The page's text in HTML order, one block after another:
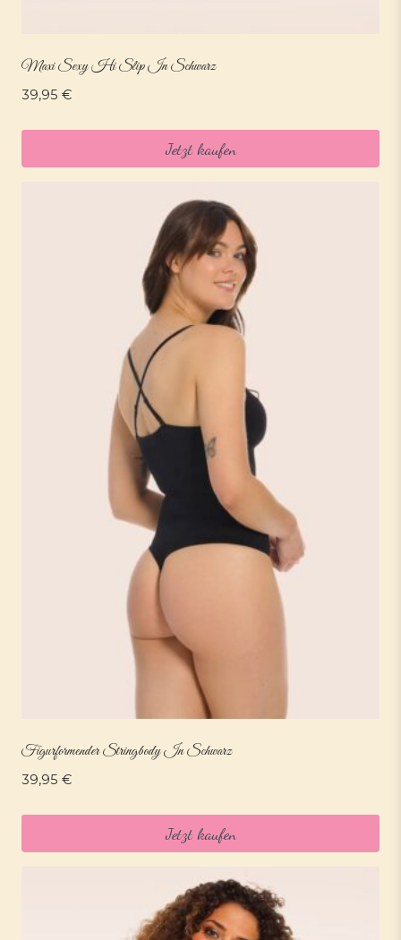
Maxi Sexy Hi Slip In Schwarz
39,95 €
Jetzt kaufen
Figurformender Stringbody In Schwarz
39,95 €
Jetzt kaufen